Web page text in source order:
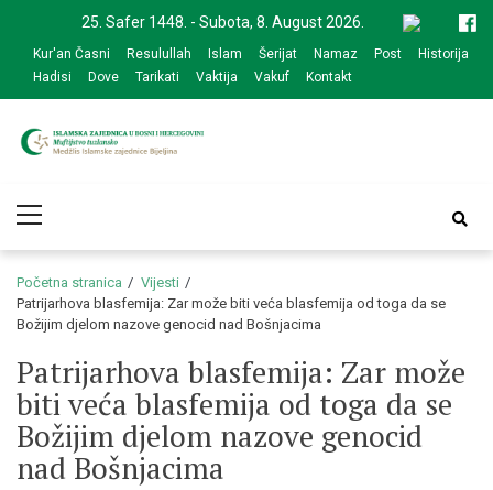
navigation
content
25. Safer 1448. - Subota, 8. August 2026.
Kur'an Časni Resulullah Islam Šerijat Namaz Post
Historija
Hadisi
Dove Tarikati Vaktija Vakuf Kontakt
zajednice Bijeljina
Menu
Početna stranica
Vijesti
Patrijarhova blasfemija: Zar može biti veća blasfemija od toga da se
Božijim djelom nazove genocid nad Bošnjacima
Patrijarhova blasfemija: Zar može
biti veća blasfemija od toga da se
Božijim djelom nazove genocid
nad Bošnjacima